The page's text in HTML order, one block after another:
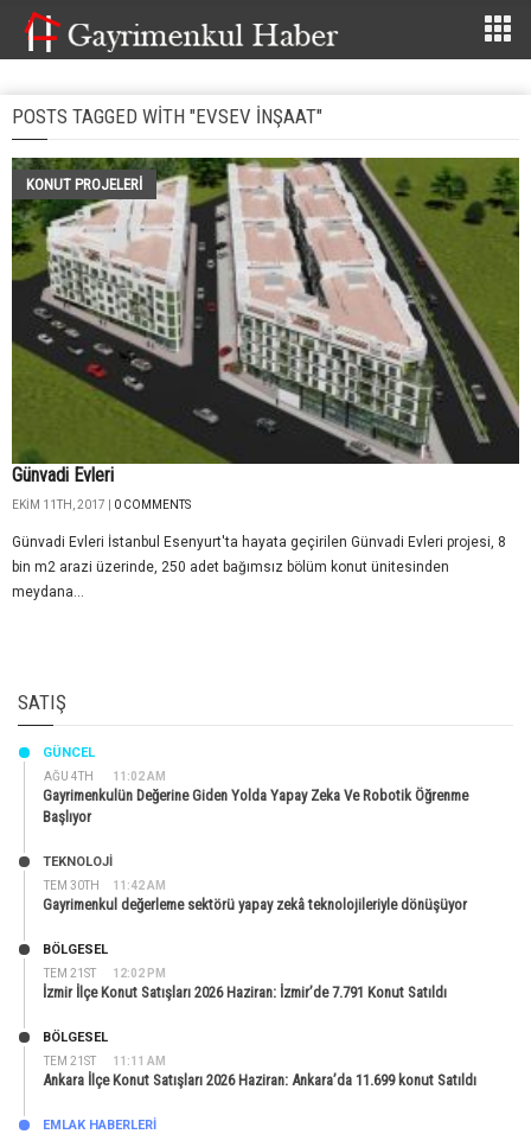
POSTS TAGGED WITH "EVSEV INŞAAT"
KONUT PROJELERI
Günvadi Evleri
EKIM 11TH, 2017 | 0 COMMENTS
Günvadi Evleri İstanbul Esenyurt'ta hayata geçirilen Günvadi Evleri projesi, 8
bin m2 arazi üzerinde, 250 adet bağımsız bölüm konut ünitesinden
meydana...
SATIŞ
AĞU 4TH 11:02 AM
GÜNCEL
Gayrimenkulün Değerine Giden Yolda Yapay Zeka Ve Robotik Öğrenme
Başlıyor
TEM 30TH 11:42 AM
TEKNOLOJİ
Gayrimenkul değerleme sektörü yapay zekâ teknolojileriyle dönüşüyor
TEM 21ST 12:02 PM
BÖLGESEL
İzmir İlçe Konut Satışları 2026 Haziran: İzmir’de 7.791 Konut Satıldı
TEM 21ST 11:11 AM
BÖLGESEL
Ankara İlçe Konut Satışları 2026 Haziran: Ankara’da 11.699 konut Satıldı
EMLAK HABERLERI